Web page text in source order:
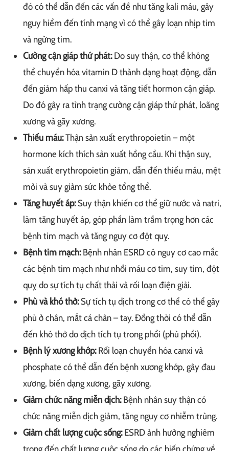
đó có thể dẫn đến các vấn đề như tăng kali máu, gây
nguy hiểm đến tính mạng vì có thể gây loạn nhịp tim
và ngừng tim.
Cường cận giáp thứ phát:Do suy thận, cơ thể không
thể chuyển hóa vitamin D thành dạng hoạt động, dẫn
đến giảm hấp thu canxi và tăng tiết hormon cận giáp.
Do đó gây ra tình trạng cường cận giáp thứ phát, loãng
xương và gãy xương.
Thiếu máu:Thận sản xuất erythropoietin – một
hormone kích thích sản xuất hồng cầu. Khi thận suy,
sản xuất erythropoietin giảm, dẫn đến thiếu máu, mệt
mỏi và suy giảm sức khỏe tổng thể.
Tăng huyết áp:Suy thận khiến cơ thể giữ nước và natri,
làm tăng huyết áp, góp phần làm trầm trọng hơn các
bệnh tim mạch và tăng nguy cơ đột quỵ.
Bệnh tim mạch:Bệnh nhân ESRD có nguy cơ cao mắc
các bệnh tim mạch như nhồi máu cơ tim, suy tim, đột
quỵ do sự tích tụ chất thải và rối loạn điện giải.
Phù và khó thở:Sự tích tụ dịch trong cơ thể có thể gây
phù ở chân, mắt cá chân – tay. Đồng thời có thể dẫn
đến khó thở do dịch tích tụ trong phổi (phù phổi).
Bệnh lý xương khớp:Rối loạn chuyển hóa canxi và
phosphate có thể dẫn đến bệnh xương khớp, gây đau
xương, biến dạng xương, gãy xương.
Giảm chức năng miễn dịch:Bệnh nhân suy thận có
chức năng miễn dịch giảm, tăng nguy cơ nhiễm trùng.
Giảm chất lượng cuộc sống:ESRD ảnh hưởng nghiêm